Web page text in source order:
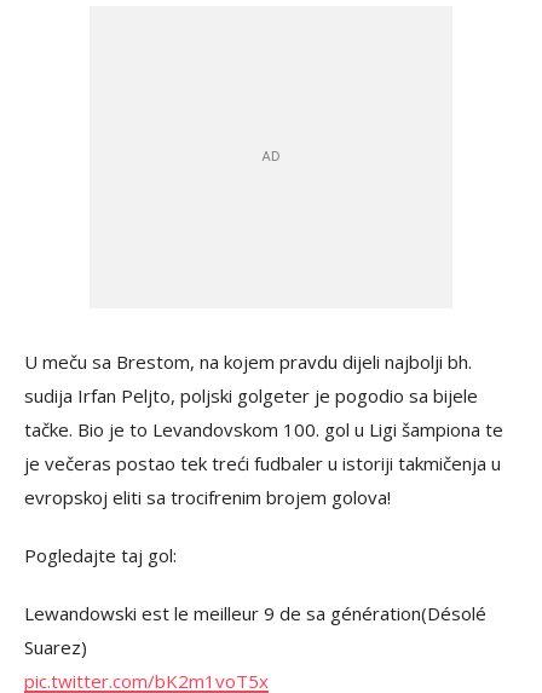
U meču sa Brestom, na kojem pravdu dijeli najbolji bh.
sudija Irfan Peljto, poljski golgeter je pogodio sa bijele
tačke. Bio je to Levandovskom 100. gol u Ligi šampiona te
je večeras postao tek treći fudbaler u istoriji takmičenja u
evropskoj eliti sa trocifrenim brojem golova!
Pogledajte taj gol:
Lewandowski est le meilleur 9 de sa génération(Désolé
Suarez)
pic.twitter.com/bK2m1voT5x